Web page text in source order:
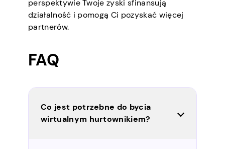
perspektywie Twoje zyski sfinansują
działalność i pomogą Ci pozyskać więcej
partnerów.
FAQ
Co jest potrzebne do bycia
wirtualnym hurtownikiem?